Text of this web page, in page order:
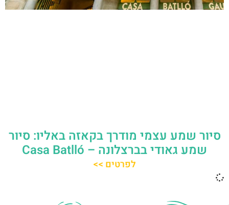
סיור שמע עצמי מודרך בקאזה באליו: סיור
שמע גאודי בברצלונה – Casa Batlló
לפרטים >>